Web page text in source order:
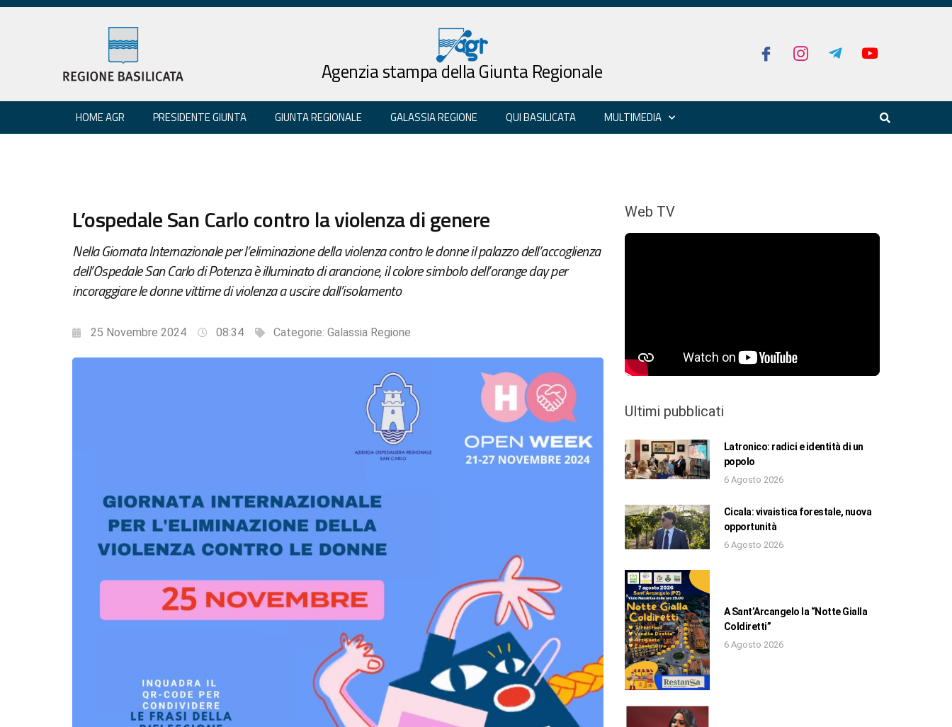
Agenzia stampa della Giunta Regionale
HOME AGR PRESIDENTE GIUNTA GIUNTA REGIONALE GALASSIA REGIONE QUI BASILICATA MULTIMEDIA
L’ospedale San Carlo contro la violenza di genere
Nella Giornata Internazionale per l’eliminazione della violenza contro le donne il palazzo dell’accoglienza
dell’Ospedale San Carlo di Potenza è illuminato di arancione, il colore simbolo dell’orange day per
incoraggiare le donne vittime di violenza a uscire dall’isolamento
25 Novembre 2024 08:34 Categorie: Galassia Regione
Web TV
Ultimi pubblicati
Latronico: radici e identità di un
popolo
6 Agosto 2026
Cicala: vivaistica forestale, nuova
opportunità
6 Agosto 2026
A Sant’Arcangelo la “Notte Gialla
Coldiretti”
6 Agosto 2026